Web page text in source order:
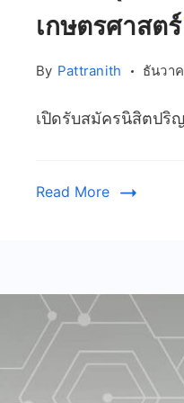
เกษตรศาสตร์
By Pattranith ธันวา
เปิดรับสมัครนิสิตปริ
Read More